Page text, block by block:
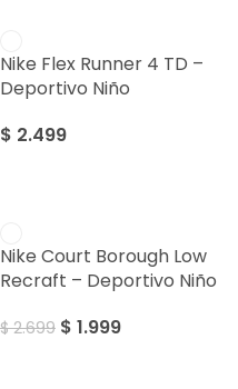
Nike Flex Runner 4 TD –
Deportivo Niño
$ 2.499
Nike Court Borough Low
Recraft – Deportivo Niño
$2.699 $ 1.999